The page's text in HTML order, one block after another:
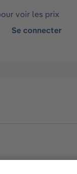
voir les prix
Se connecter